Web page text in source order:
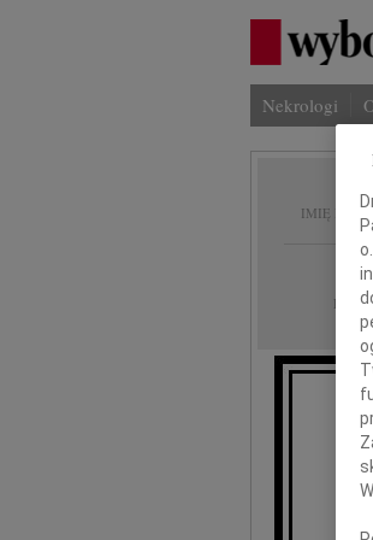
Nekrologi
IMIĘ I
DATA